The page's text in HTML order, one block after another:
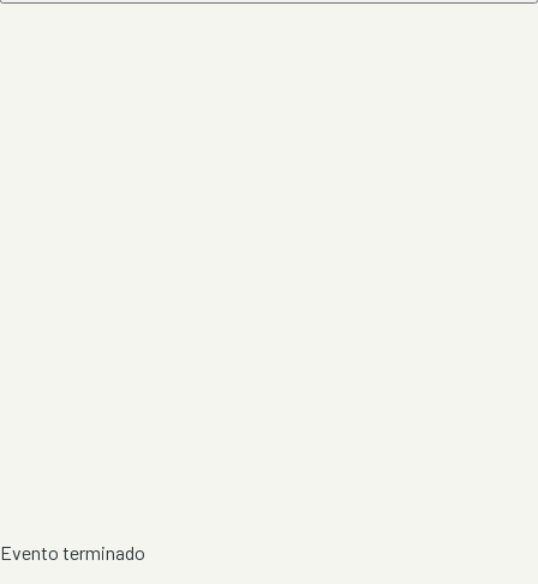
Evento terminado